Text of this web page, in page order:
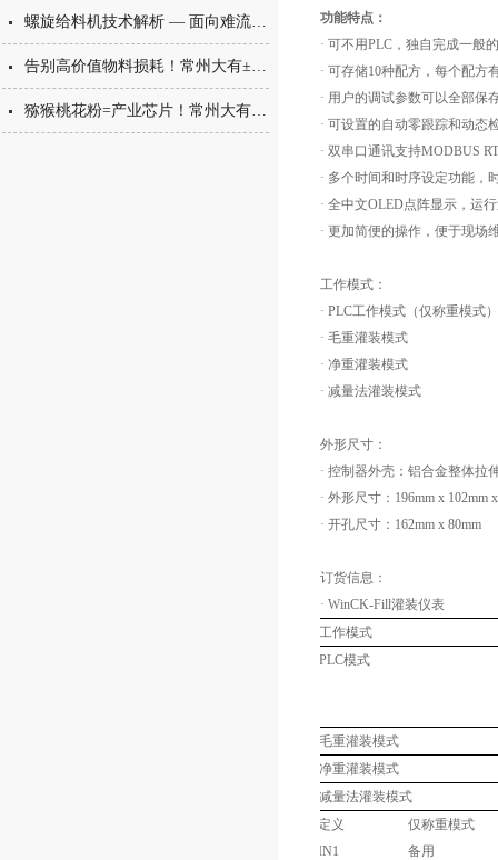
螺旋给料机技术解析 — 面向难流动性粉体的微量高精度称重给料解决方案
告别高价值物料损耗！常州大有±0.001g西林瓶分装，让每一毫克都物尽其用
猕猴桃花粉=产业芯片！常州大有花粉分装机，守住每一克“植物黄金”的价值
功能特点：
· 可不用PLC，独自完成一般
· 可存储10种配方，每个配方
· 用户的调试参数可以全部保
· 可设置的自动零跟踪和动态
· 双串口通讯支持MODBUS
· 多个时间和时序设定功能，
· 全中文OLED点阵显示，运
· 更加简便的操作，便于现场
工作模式：
· PLC工作模式（仅称重模式）
· 毛重灌装模式
· 净重灌装模式
· 减量法灌装模式
外形尺寸：
· 控制器外壳：铝合金整体拉
· 外形尺寸：196mm x 102mm
· 开孔尺寸：162mm x 80mm
订货信息：
· WinCK-Fill灌装仪表
工作模式
PLC模式
毛重灌装模式
净重灌装模式
减量法灌装模式
定义
仅称重模式
IN1
备用